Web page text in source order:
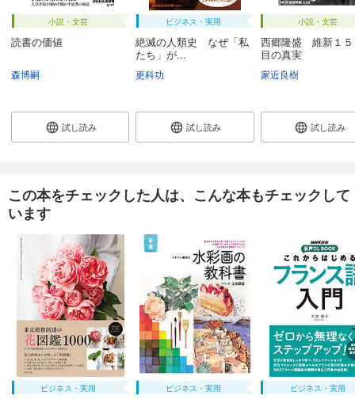
小説・文芸
読書の価値
森博嗣
試し読み
ビジネス・実用
絶滅の人類史 なぜ「私
たち」が...
更科功
試し読み
小説・文芸
西郷隆盛 維新１５
目の真実
家近良樹
試し読み
この本をチェックした人は、こんな本もチェックして
います
ビジネス・実用 ビジネス・実用 ビジネス・実用